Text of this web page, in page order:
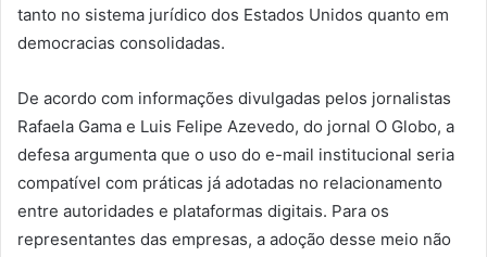
tanto no sistema jurídico dos Estados Unidos quanto em
democracias consolidadas.
De acordo com informações divulgadas pelos jornalistas
Rafaela Gama e Luis Felipe Azevedo, do jornal O Globo, a
defesa argumenta que o uso do e-mail institucional seria
compatível com práticas já adotadas no relacionamento
entre autoridades e plataformas digitais. Para os
representantes das empresas, a adoção desse meio não